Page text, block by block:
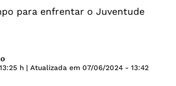
para enfrentar o Juventude
h | Atualizada em 07/06/2024 - 13:42